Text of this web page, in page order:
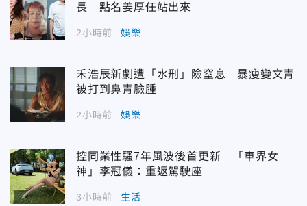
長 點名姜厚任站出來
2小時前 娛樂
禾浩辰新劇遭「水刑」險窒息 暴瘦變文青
被打到鼻青臉腫
2小時前 娛樂
控同業性騷7年風波後首更新 「車界女
神」李冠儀：重返駕駛座
3小時前 生活